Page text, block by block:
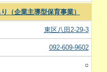
（企業主導型保育事業）
東区八田2-29-3
092-609-9602
○